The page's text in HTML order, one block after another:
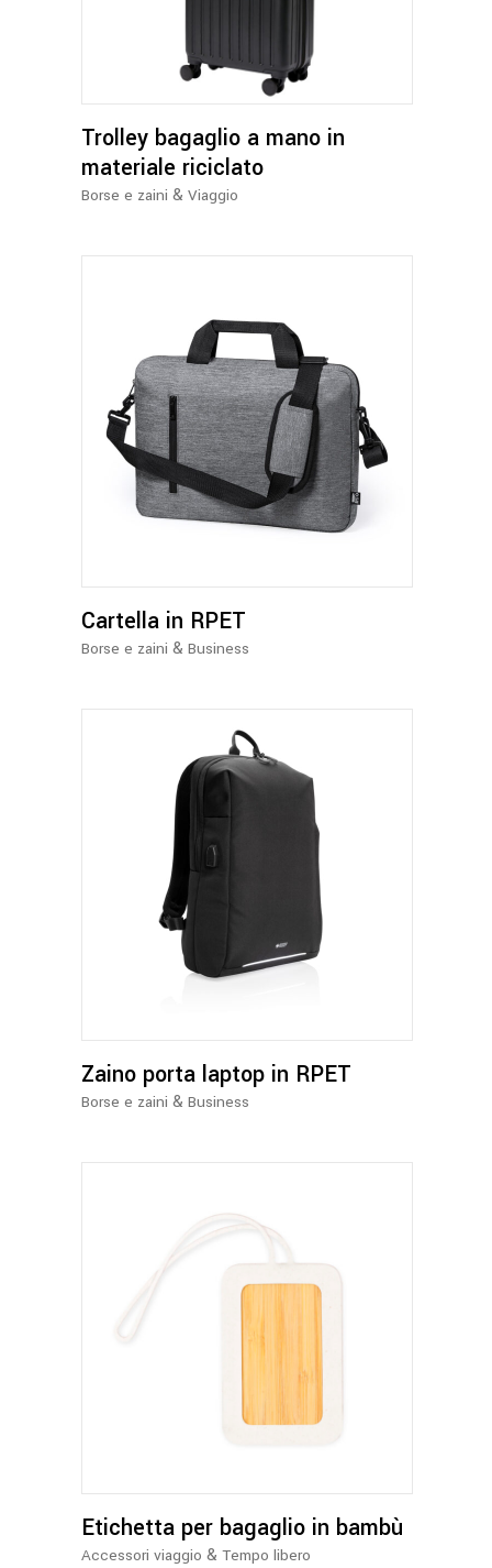
Trolley bagaglio a mano in
materiale riciclato
Borse e zaini & Viaggio
Cartella in RPET
Borse e zaini & Business
Zaino porta laptop in RPET
Borse e zaini & Business
Etichetta per bagaglio in bambù
Accessori viaggio & Tempo libero